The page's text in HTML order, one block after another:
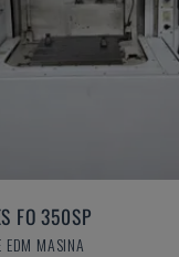
FO 350SP
EDM MASINA